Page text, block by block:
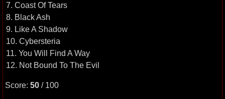
7. Coast Of Tears
8. Black Ash
9. Like A Shadow
10. Cybersteria
11. You Will Find A Way
12. Not Bound To The Evil
Score: 50 / 100